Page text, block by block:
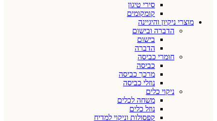
סירי טיגון
קומקומים
מוצרי ניקיון והיגיינה
הדברה ובישום
בישום
הדברה
חומרי כביסה
כביסה
מרכך כביסה
נוזלי כביסה
ניקוי כלים
משחה לכלים
נוזל כלים
קפסולות וניקוי למדיח